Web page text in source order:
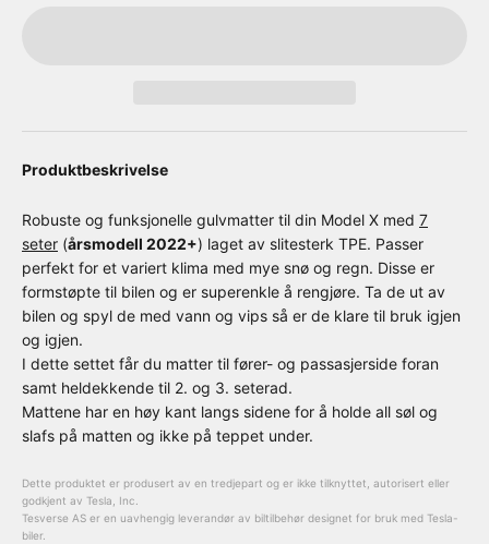
Produktbeskrivelse
Robuste og funksjonelle gulvmatter til din Model X med 7
seter (årsmodell 2022+) laget av slitesterk TPE. Passer
perfekt for et variert klima med mye snø og regn. Disse er
formstøpte til bilen og er superenkle å rengjøre. Ta de ut av
bilen og spyl de med vann og vips så er de klare til bruk igjen
og igjen.
I dette settet får du matter til fører- og passasjerside foran
samt heldekkende til 2. og 3. seterad.
Mattene har en høy kant langs sidene for å holde all søl og
slafs på matten og ikke på teppet under.
Dette produktet er produsert av en tredjepart og er ikke tilknyttet, autorisert eller
godkjent av Tesla, Inc.
Tesverse AS er en uavhengig leverandør av biltilbehør designet for bruk med Tesla-
biler.